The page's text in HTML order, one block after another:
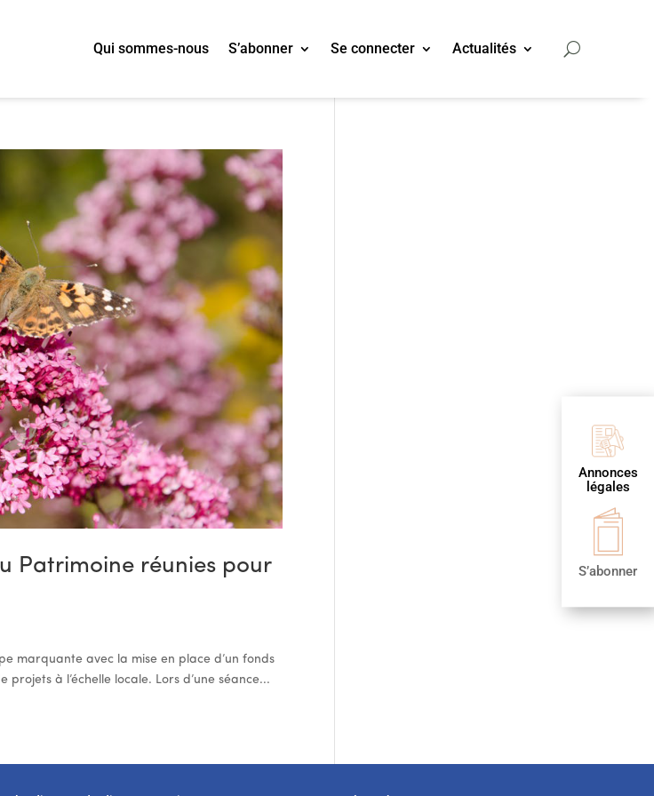
Qui sommes-nous S’abonner Se connecter Actualités
Annonces
légales
S’abonner
Patrimoine réunies pour
marquante avec la mise en place d’un fonds
à l’échelle locale. Lors d’une séance...